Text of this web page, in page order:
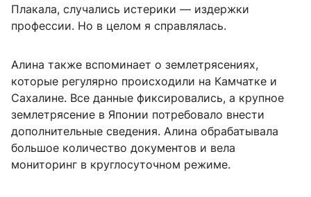
Плакала, случались истерики — издержки
профессии. Но в целом я справлялась.
Алина также вспоминает о землетрясениях,
которые регулярно происходили на Камчатке и
Сахалине. Все данные фиксировались, а крупное
землетрясение в Японии потребовало внести
дополнительные сведения. Алина обрабатывала
большое количество документов и вела
мониторинг в круглосуточном режиме.